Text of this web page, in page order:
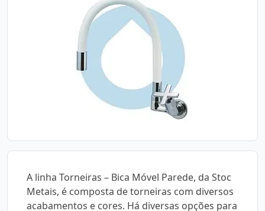
A linha Torneiras – Bica Móvel Parede, da Stoc
Metais, é composta de torneiras com diversos
acabamentos e cores. Há diversas opções para